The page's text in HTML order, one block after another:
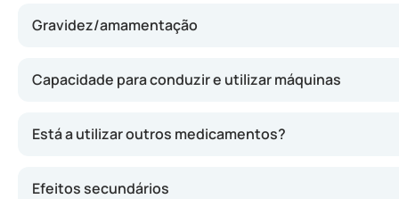
Gravidez/amamentação
Capacidade para conduzir e utilizar máquinas
Está a utilizar outros medicamentos?
Efeitos secundários